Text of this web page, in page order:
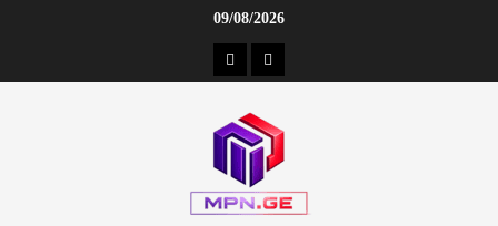
09/08/2026
კონტაქტი
ჩვენ